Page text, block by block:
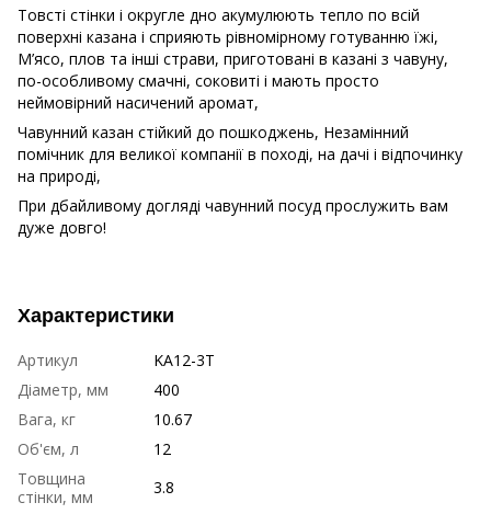
Товсті стінки і округле дно акумулюють тепло по всій
поверхні казана і сприяють рівномірному готуванню їжі,
М’ясо, плов та інші страви, приготовані в казані з чавуну,
по-особливому смачні, соковиті і мають просто
неймовірний насичений аромат,
Чавунний казан стійкий до пошкоджень, Незамінний
помічник для великої компанії в поході, на дачі і відпочинку
на природі,
При дбайливому догляді чавунний посуд прослужить вам
дуже довго!
Характеристики
Артикул
KA12-3T
Діаметр, мм
400
Вага, кг
10.67
Об'єм, л
12
Товщина
стінки, мм
3.8